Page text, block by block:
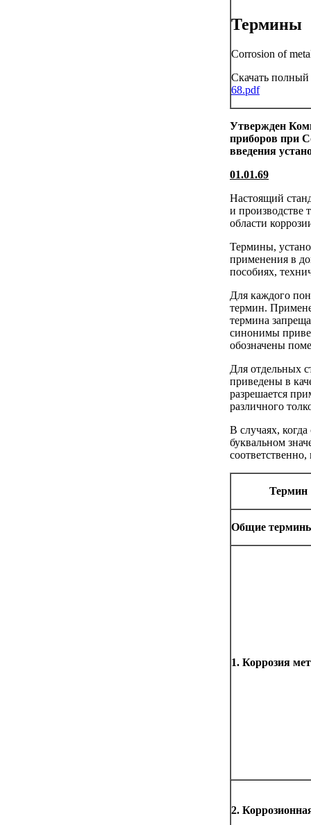
Термины
Corrosion of
Скачать
68.pdf
Утвержден
приборов при
введения
01.01.69
Настоящий
и производстве
области
Термины,
применения в
пособиях,
Для каждого
термин.
термина
синонимы
обозначены
Для отдельных
приведены в
разрешается
различного
В случаях,
буквальном
Термин
Общие
1. Коррозия
2.